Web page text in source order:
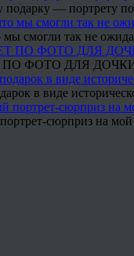
— портрету
мы смогли так не
ФОТО ДЛЯ
в виде
сюрприз на